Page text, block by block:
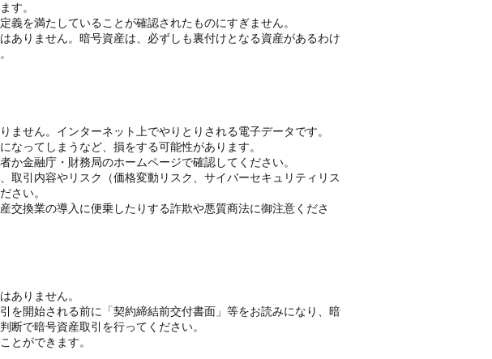
す。
を満たしていることが確認されたものにすぎません。
ありません。暗号資産は、必ずしも裏付けとなる資産があるわけ
せん。インターネット上でやりとりされる電子データです。
ってしまうなど、損をする可能性があります。
金融庁・財務局のホームページで確認してください。
取引内容やリスク（価格変動リスク、サイバーセキュリティリス
さい。
交換業の導入に便乗したりする詐欺や悪質商法に御注意くださ
ありません。
を開始される前に「契約締結前交付書面」等をお読みになり、暗
断で暗号資産取引を行ってください。
とができます。